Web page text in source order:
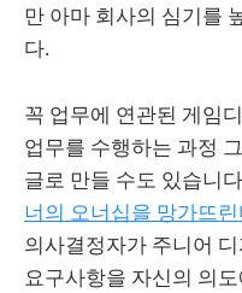
만 아마 회사의 심기를
다.
꼭 업무에 연관된 게임
업무를 수행하는 과정
글로 만들 수도 있습니다
너의 오너십을 망가뜨
의사결정자가 주니어
요구사항을 자신의 의